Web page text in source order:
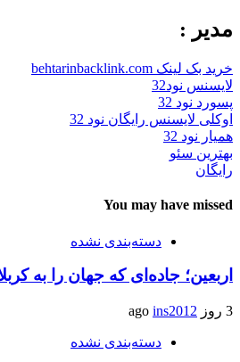
مدیر :
خرید بک لینک behtarinbacklink.com
لایسنس نود32
پسورد نود 32
اوکلی لایسنس رایگان نود 32
همیار نود 32
بهترین سئو
رایگان
You may have missed
دسته‌بندی نشده
اربعین؛ جاده‌ای که جهان را به
3 روز ago ins2012
دسته‌بندی نشده